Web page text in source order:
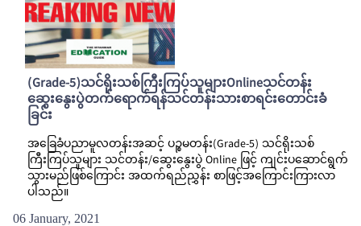
(Grade-5)သင်ရိုးသစ်ကြီးကြပ်သူများOnlineသင်တန်း
ဆွေးနွေးပွဲတက်ရောက်ရန်သင်တန်းသားစာရင်းတောင်းခံ
ခြင်း
အခြေခံပညာမူလတန်းအဆင့် ပဉ္စမတန်း(Grade-5) သင်ရိုးသစ်
ကြီးကြပ်သူများ သင်တန်း/ဆွေးနွေးပွဲ Online ဖြင့် ကျင်းပဆောင်ရွက်
သွားမည်ဖြစ်ကြောင်း အထက်ရည်ညွှန်း စာဖြင့်အကြောင်းကြားလာ
ပါသည်။
06 January, 2021